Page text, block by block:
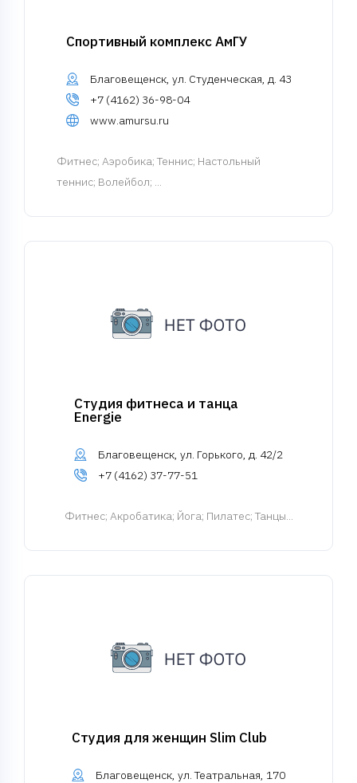
Спортивный комплекс АмГУ
Благовещенск, ул. Студенческая, д. 43
+7 (4162) 36-98-04
www.amursu.ru
Фитнес; Аэробика; Теннис; Настольный
теннис; Волейбол; ...
Студия фитнеса и танца
Energie
Благовещенск, ул. Горького, д. 42/2
+7 (4162) 37-77-51
Фитнес; Акробатика; Йога; Пилатес; Танцы...
Студия для женщин Slim Club
Благовещенск, ул. Театральная, 170